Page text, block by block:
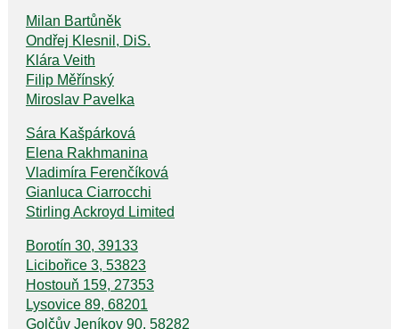
Milan Bartůněk
Ondřej Klesnil, DiS.
Klára Veith
Filip Měřínský
Miroslav Pavelka
Sára Kašpárková
Elena Rakhmanina
Vladimíra Ferenčíková
Gianluca Ciarrocchi
Stirling Ackroyd Limited
Borotín 30, 39133
Licibořice 3, 53823
Hostouň 159, 27353
Lysovice 89, 68201
Golčův Jeníkov 90, 58282